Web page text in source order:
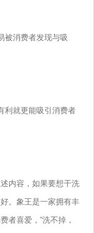
消费者发现与吸
就更能吸引消费者
内容，如果要想干洗
。象王是一家拥有丰
者喜爱，“洗不掉，